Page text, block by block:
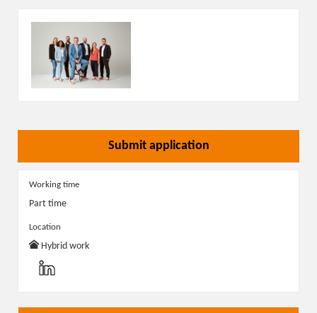
Submit application
Working time
Part time
Location
Hybrid work